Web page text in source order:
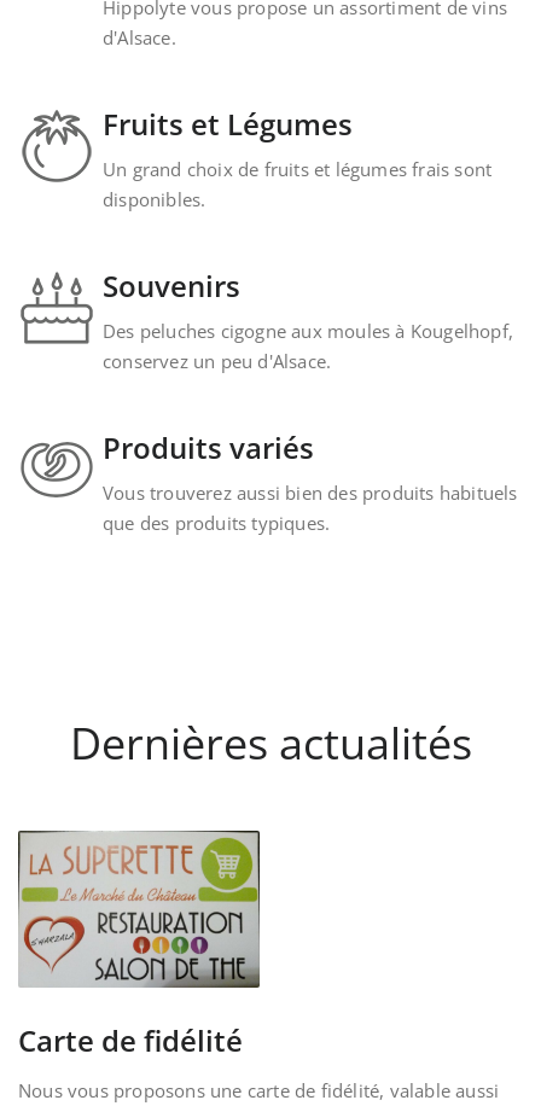
Hippolyte vous propose un assortiment de vins
d'Alsace.
Fruits et Légumes
Un grand choix de fruits et légumes frais sont
disponibles.
Souvenirs
Des peluches cigogne aux moules à Kougelhopf,
conservez un peu d'Alsace.
Produits variés
Vous trouverez aussi bien des produits habituels
que des produits typiques.
Dernières actualités
Carte de fidélité
Nous vous proposons une carte de fidélité, valable aussi